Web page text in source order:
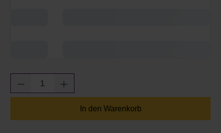
Produkt Anzahl: Gib den gewünschten
In den Warenkorb